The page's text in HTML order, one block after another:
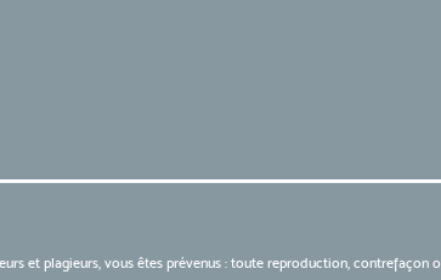
et plagieurs, vous êtes prévenus : toute reproduction,